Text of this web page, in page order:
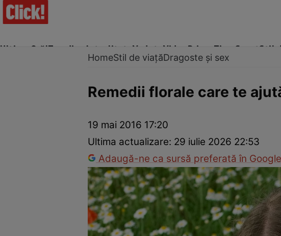
Ultima Oră!Trending Actualitate Vedete Video Prime Time SportStil
Dragoste și SexEvenimente
HomeStil de viațăDragoste și sex
Remedii florale care te
19 mai 2016 17:20
Ultima actualizare: 29 iulie 2026 22:53
Adaugă-ne ca sursă preferată în Google